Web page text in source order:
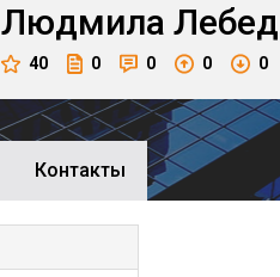
Людмила
40 0 0 0 0
Контакты